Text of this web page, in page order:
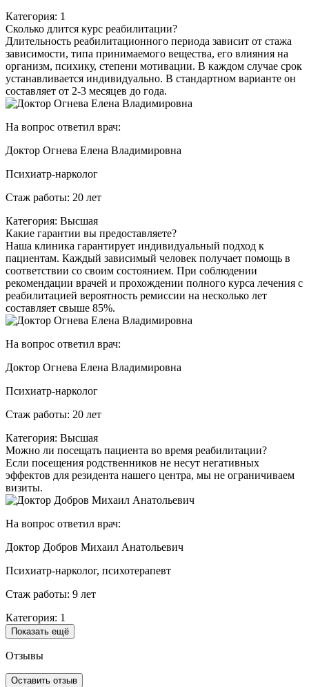
Категория: 1
Сколько длится курс реабилитации?
Длительность реабилитационного периода зависит от стажа
зависимости, типа принимаемого вещества, его влияния на
организм, психику, степени мотивации. В каждом случае срок
устанавливается индивидуально. В стандартном варианте он
составляет от 2-3 месяцев до года.
На вопрос ответил врач:
Доктор Огнева Елена Владимировна
Психиатр-нарколог
Стаж работы: 20 лет
Категория: Высшая
Какие гарантии вы предоставляете?
Наша клиника гарантирует индивидуальный подход к
пациентам. Каждый зависимый человек получает помощь в
соответствии со своим состоянием. При соблюдении
рекомендации врачей и прохождении полного курса лечения с
реабилитацией вероятность ремиссии на несколько лет
составляет свыше 85%.
На вопрос ответил врач:
Доктор Огнева Елена Владимировна
Психиатр-нарколог
Стаж работы: 20 лет
Категория: Высшая
Можно ли посещать пациента во время реабилитации?
Если посещения родственников не несут негативных
эффектов для резидента нашего центра, мы не ограничиваем
визиты.
На вопрос ответил врач:
Доктор Добров Михаил Анатольевич
Психиатр-нарколог, психотерапевт
Стаж работы: 9 лет
Категория: 1
Показать ещё
Отзывы
Оставить отзыв